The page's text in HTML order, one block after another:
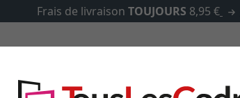
Frais de livraison TOUJOURS 8,95 €
Passe-partout Marques Accessoires